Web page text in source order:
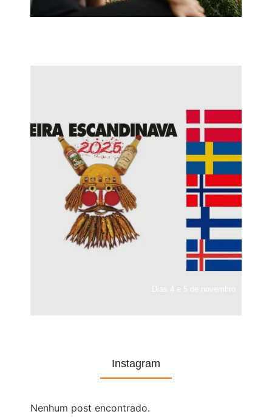
Instagram
Nenhum post encontrado.